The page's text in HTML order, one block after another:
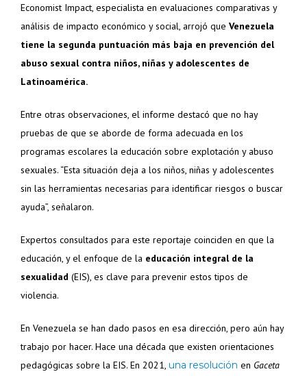
Economist Impact, especialista en evaluaciones comparativas y
análisis de impacto económico y social, arrojó que Venezuela
tiene la segunda puntuación más baja en prevención del
abuso sexual contra niños, niñas y adolescentes de
Latinoamérica.
Entre otras observaciones, el informe destacó que no hay
pruebas de que se aborde de forma adecuada en los
programas escolares la educación sobre explotación y abuso
sexuales. “Esta situación deja a los niños, niñas y adolescentes
sin las herramientas necesarias para identificar riesgos o buscar
ayuda”, señalaron.
Expertos consultados para este reportaje coinciden en que la
educación, y el enfoque de la educación integral de la
sexualidad (EIS), es clave para prevenir estos tipos de
violencia.
En Venezuela se han dado pasos en esa dirección, pero aún hay
trabajo por hacer. Hace una década que existen orientaciones
pedagógicas sobre la EIS. En 2021, una resolución en Gaceta